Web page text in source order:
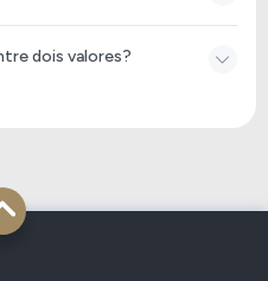
dois valores?